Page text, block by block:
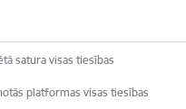
satura visas tiesības
platformas visas tiesības